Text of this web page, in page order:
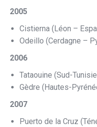
2005
Cistierna (Léon –
Odeillo (Cerdagne –
2006
Tataouine (Sud-
Gèdre (Hautes-
2007
Puerto de la Cruz